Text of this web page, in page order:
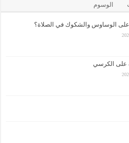
الوسوم
الوساوس والشكوك في الصلاة؟
على الكرسي